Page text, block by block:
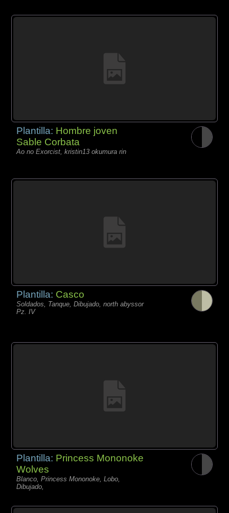
Plantilla: Hombre joven
Sable Corbata
Ao no Exorcist, kristin13 okumura rin
Plantilla: Casco
Soldados, Tanque, Dibujado, north abyssor
Pz. IV
Plantilla: Princess Mononoke
Wolves
Blanco, Princess Mononoke, Lobo,
Dibujado,